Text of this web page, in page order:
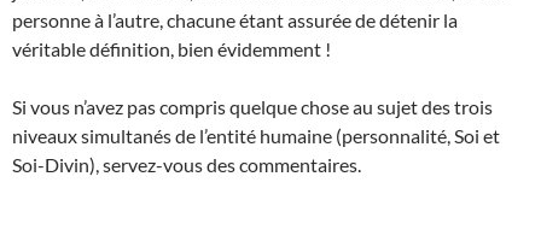
personne à l’autre, chacune étant assurée de détenir la
véritable définition, bien évidemment !
Si vous n’avez pas compris quelque chose au sujet des trois
niveaux simultanés de l’entité humaine (personnalité, Soi et
Soi-Divin), servez-vous des commentaires.